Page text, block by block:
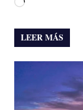
Cargando...
LEER MÁS